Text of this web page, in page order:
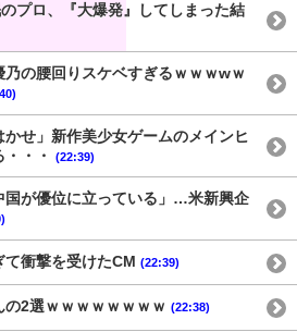
のプロ、『大爆発』してしまった結
乃の腰回りスケベすぎるｗｗｗwｗ
せ」新作美少女ゲームのメインヒ
・・
(22:39)
国が優位に立っている」…米新興企
衝撃を受けたCM (22:39)
2選ｗｗｗｗｗｗｗｗ (22:38)